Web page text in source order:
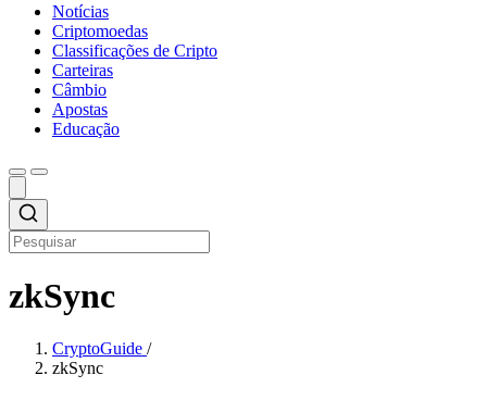
Notícias
Criptomoedas
Classificações de Cripto
Carteiras
Câmbio
Apostas
Educação
zkSync
CryptoGuide /
zkSync